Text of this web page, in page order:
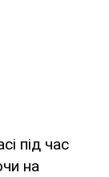
під час
на